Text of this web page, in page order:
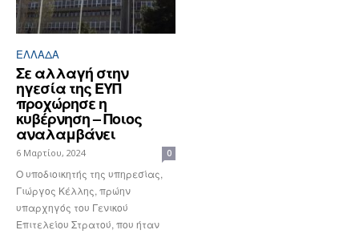
ΕΛΛΆΔΑ
Σε αλλαγή στην
ηγεσία της ΕΥΠ
προχώρησε η
κυβέρνηση – Ποιος
αναλαμβάνει
6 Μαρτίου, 2024 0
Ο υποδιοικητής της υπηρεσίας,
Γιώργος Κέλλης, πρώην
υπαρχηγός του Γενικού
Επιτελείου Στρατού, που ήταν